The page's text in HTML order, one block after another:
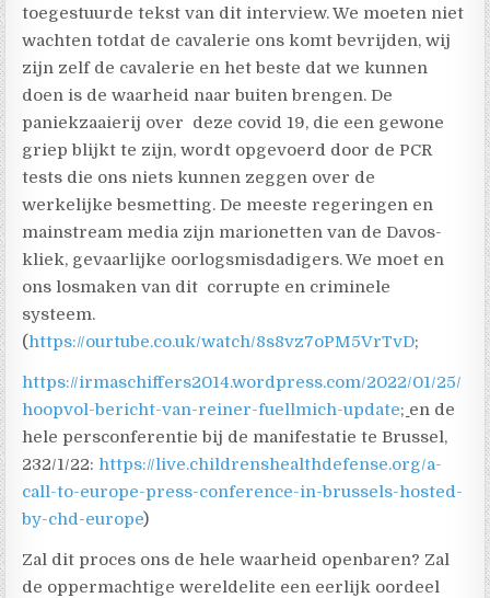
toegestuurde tekst van dit interview. We moeten niet
wachten totdat de cavalerie ons komt bevrijden, wij
zijn zelf de cavalerie en het beste dat we kunnen
doen is de waarheid naar buiten brengen. De
paniekzaaierij over deze covid 19, die een gewone
griep blijkt te zijn, wordt opgevoerd door de PCR
tests die ons niets kunnen zeggen over de
werkelijke besmetting. De meeste regeringen en
mainstream media zijn marionetten van de Davos-
kliek, gevaarlijke oorlogsmisdadigers. We moet en
ons losmaken van dit corrupte en criminele
systeem.
(https://ourtube.co.uk/watch/8s8vz7oPM5VrTvD;
https://irmaschiffers2014.wordpress.com/2022/01/25/
hoopvol-bericht-van-reiner-fuellmich-update; en de
hele persconferentie bij de manifestatie te Brussel,
232/1/22: https://live.childrenshealthdefense.org/a-
call-to-europe-press-conference-in-brussels-hosted-
by-chd-europe)
Zal dit proces ons de hele waarheid openbaren? Zal
de oppermachtige wereldelite een eerlijk oordeel